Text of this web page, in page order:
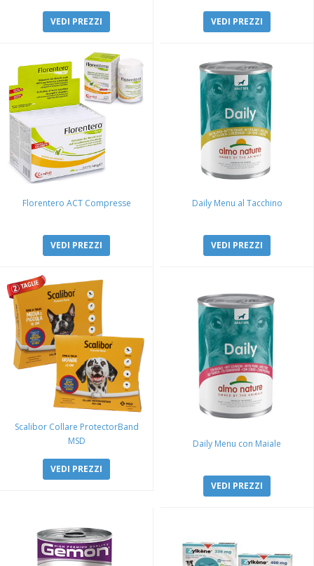
VEDI PREZZI VEDI PREZZI
Florentero ACT Compresse
VEDI PREZZI
Daily Menu al Tacchino
VEDI PREZZI
Scalibor Collare ProtectorBand
MSD
VEDI PREZZI
Daily Menu con Maiale
VEDI PREZZI